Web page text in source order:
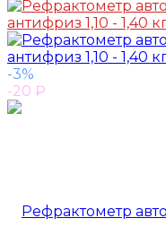
-3%
-20 ₽